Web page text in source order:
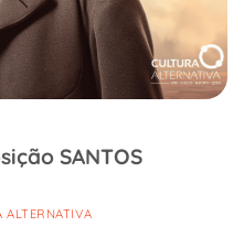
SANTOS
ALTERNATIVA